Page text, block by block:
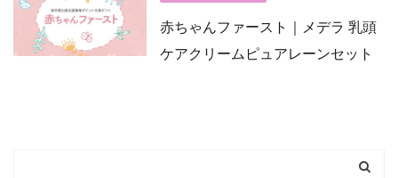
赤ちゃんファースト｜メデラ 乳頭
ケアクリームピュアレーンセット